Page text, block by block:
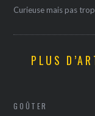
Curieuse mais pas
PLUS
GOÛTER